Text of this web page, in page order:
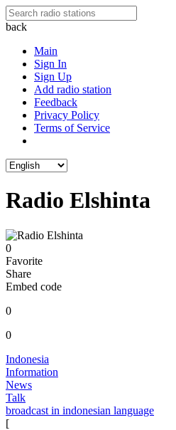
back
Main
Sign In
Sign Up
Add radio station
Feedback
Privacy Policy
Terms of Service
Radio Elshinta
0
Favorite
Share
Embed code
0
0
Indonesia
Information
News
Talk
broadcast in indonesian language
[